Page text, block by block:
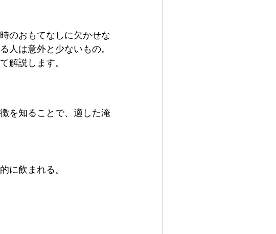
のおもてなしに欠かせな
人は意外と少ないもの。
解説します。
を知ることで、適した淹
に飲まれる。